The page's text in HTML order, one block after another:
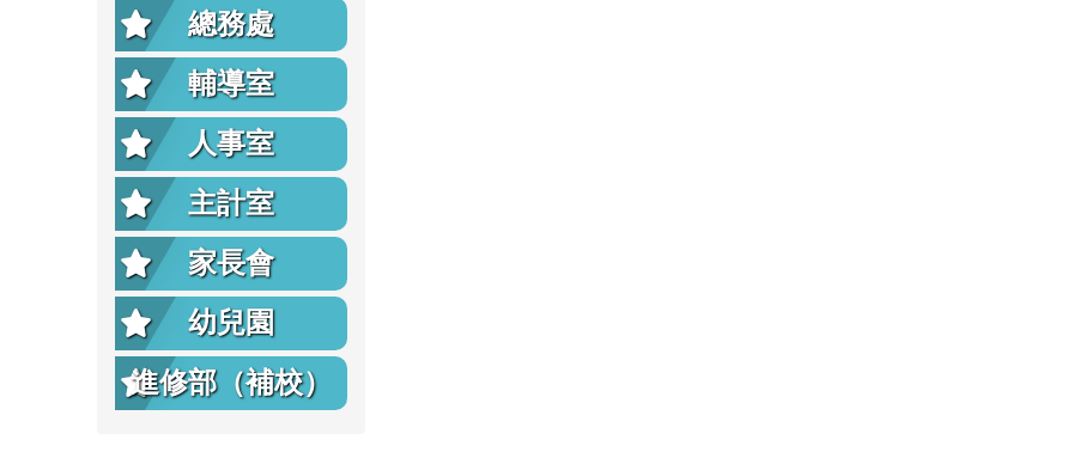
總務處
輔導室
人事室
主計室
家長會
幼兒園
進修部（補校）